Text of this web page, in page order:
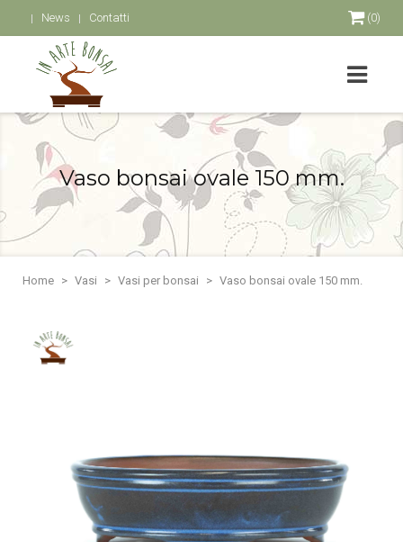
News Contatti (0)
Vaso bonsai ovale 150 mm.
Home Vasi Vasi per bonsai Vaso bonsai ovale 150 mm.